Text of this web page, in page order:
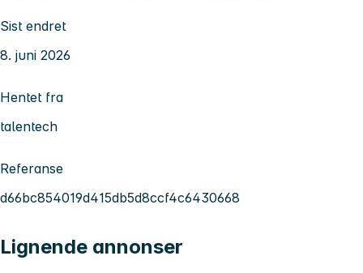
Sist endret
8. juni 2026
Hentet fra
talentech
Referanse
d66bc854019d415db5d8ccf4c6430668
Lignende annonser